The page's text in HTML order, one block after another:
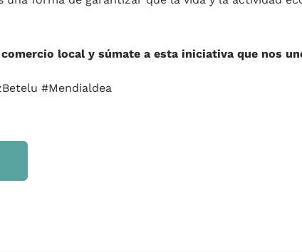
comercio local y súmate a esta iniciativa que nos
#Mendialdea